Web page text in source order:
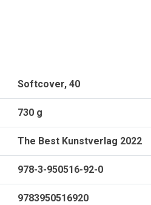
Softcover, 40
730 g
The Best Kunstverlag 2022
978-3-950516-92-0
9783950516920